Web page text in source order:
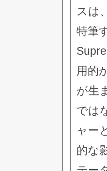
スは
特筆
用的
が生
では
ャー
的な